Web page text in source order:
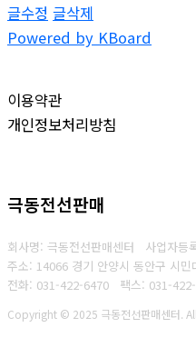
글수정 글삭제
Powered by KBoard
이용약관
개인정보처리방침
극동전선판매
회사명: 극동전선판매센터 사업자등
주소: 14066 경기 안양시 동안구 시
전화: 031-422-6470
팩스: 031-
Copyright © 2025 극동전선판매센터.